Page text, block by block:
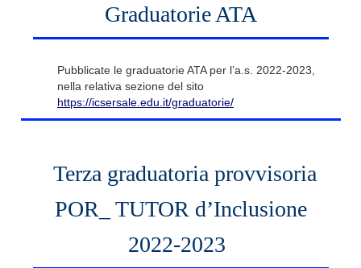
Graduatorie ATA
Pubblicate le graduatorie ATA per l’a.s. 2022-2023,
nella relativa sezione del sito
https://icsersale.edu.it/graduatorie/
Terza graduatoria provvisoria
POR_ TUTOR d’Inclusione
2022-2023